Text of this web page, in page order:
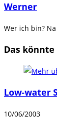
ansehen
Werner
Wer ich bin?
Das
Low-water
10/06/2003